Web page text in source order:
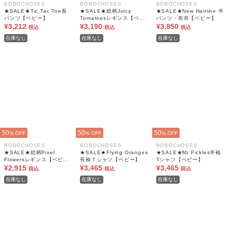
BOBOCHOSES
★SALE★Tic Tac Toe長
パンツ【ベビー】
¥3,212 税込
在庫なし
BOBOCHOSES
★SALE★総柄Juicy
Tomatoesレギンス【ベビ
ー】
¥3,190 税込
在庫なし
BOBOCHOSES
★SALE★New Hairline 半
パンツ・布帛【ベビー】
¥3,850 税込
在庫なし
50% OFF
BOBOCHOSES
★SALE★総柄Pixel
Flowersレギンス【ベビ
ー】
¥2,915 税込
在庫なし
50% OFF
BOBOCHOSES
★SALE★Flying Oranges
長袖Ｔシャツ【ベビー】
¥3,465 税込
在庫なし
50% OFF
BOBOCHOSES
★SALE★Mr Pickles半袖
Tシャツ【ベビー】
¥3,465 税込
在庫なし